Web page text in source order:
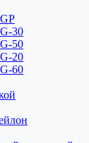
30
50
20
60